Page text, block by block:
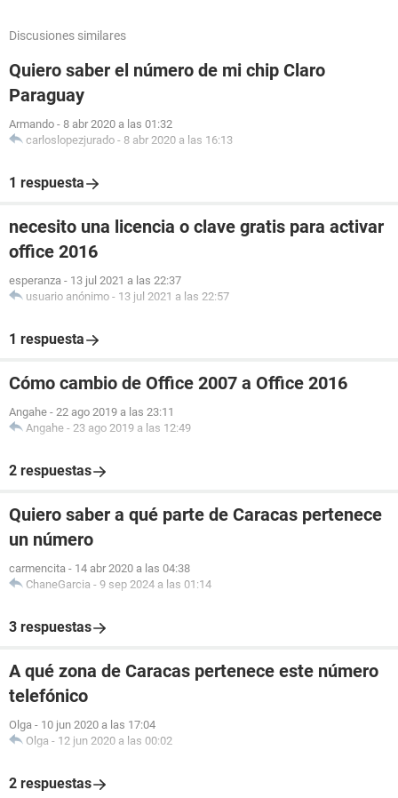
Discusiones similares
Quiero saber el número de mi chip Claro
Paraguay
Armando - 8 abr 2020 a las 01:32
carloslopezjurado - 8 abr 2020 a las 16:13
1 respuesta
necesito una licencia o clave gratis para activar
office 2016
esperanza - 13 jul 2021 a las 22:37
usuario anónimo - 13 jul 2021 a las 22:57
1 respuesta
Cómo cambio de Office 2007 a Office 2016
Angahe - 22 ago 2019 a las 23:11
Angahe - 23 ago 2019 a las 12:49
2 respuestas
Quiero saber a qué parte de Caracas pertenece
un número
carmencita - 14 abr 2020 a las 04:38
ChaneGarcia - 9 sep 2024 a las 01:14
3 respuestas
A qué zona de Caracas pertenece este número
telefónico
Olga - 10 jun 2020 a las 17:04
Olga - 12 jun 2020 a las 00:02
2 respuestas